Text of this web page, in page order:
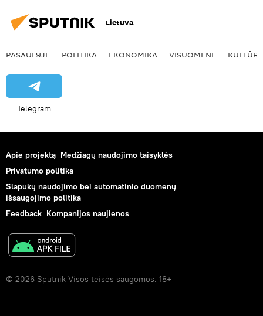
Lietuva
PASAULYJE POLITIKA EKONOMIKA VISUOMENĖ KULTŪRA
Telegram
Apie projektą Medžiagų naudojimo taisyklės
Privatumo politika
Slapukų naudojimo bei automatinio duomenų
išsaugojimo politika
Feedback Kompanijos naujienos
© 2026 Sputnik Visos teisės saugomos. 18+